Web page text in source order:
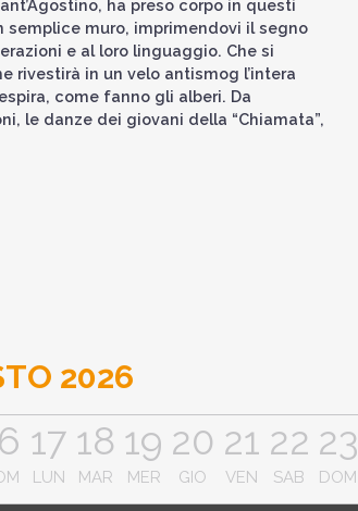
ha preso corpo in questi
semplice muro, imprimendovi il segno
e al loro linguaggio. Che si
rivestirà in un velo antismog l’intera
come fanno gli alberi. Da
le danze dei giovani della “Chiamata”,
2026
17
LUN
18
MAR
19
MER
20
GIO
21
VEN
22
SAB
23
DOM